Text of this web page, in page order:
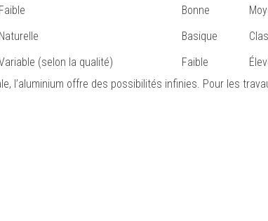
Faible Bonne
Naturelle Basique
(selon la qualité) Faible
l’aluminium offre des possibilités infinies. Pour les